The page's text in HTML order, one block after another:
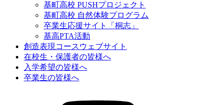
基町高校 PUSHプロジェクト
基町高校 自然体験プログラム
卒業生応援サイト「桐志」
基高PTA活動
創造表現コースウェブサイト
在校生・保護者の皆様へ
入学希望の皆様へ
卒業生の皆様へ